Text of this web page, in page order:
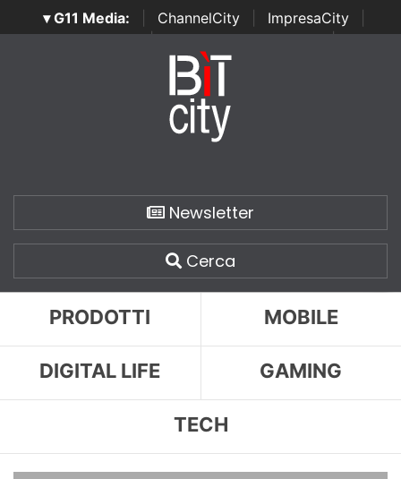
▾ G11 Media: ChannelCity ImpresaCity
SecurityOpenLab | Italian Channel Awards | Italian
Italian Security Awards
Newsletter
Cerca
PRODOTTI MOBILE
DIGITAL LIFE GAMING
TECH